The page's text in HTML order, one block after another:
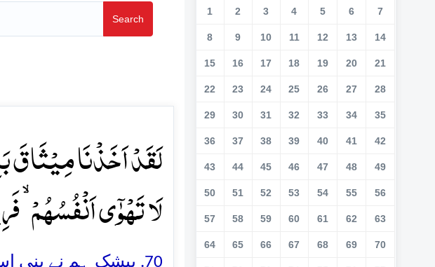
Search
لَقَدۡ اَخَذۡنَا مِیۡثَاقَ
لَا تَہۡوٰۤی اَنۡفُسُہُمۡ
70. بیشک ہم نے
1 2 3 4 5 6 7
8 9 10 11 12 13 14
15 16 17 18 19 20 21
22 23 24 25 26 27 28
29 30 31 32 33 34 35
36 37 38 39 40 41 42
43 44 45 46 47 48 49
50 51 52 53 54 55 56
57 58 59 60 61 62 63
64 65 66 67 68 69 70